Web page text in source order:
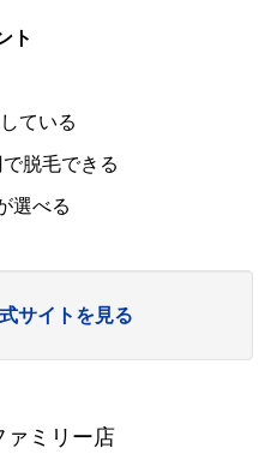
ト
ている
脱毛できる
選べる
サイトを見る
ァミリー店